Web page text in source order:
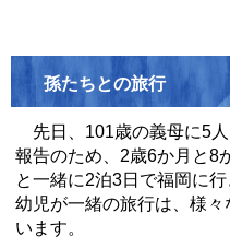
孫たちとの旅行
先日、 101歳の義母に5
報告のため、 2歳6か月と8
と一緒に2泊3日で福岡に
幼児が一緒の旅行は、様々
います。